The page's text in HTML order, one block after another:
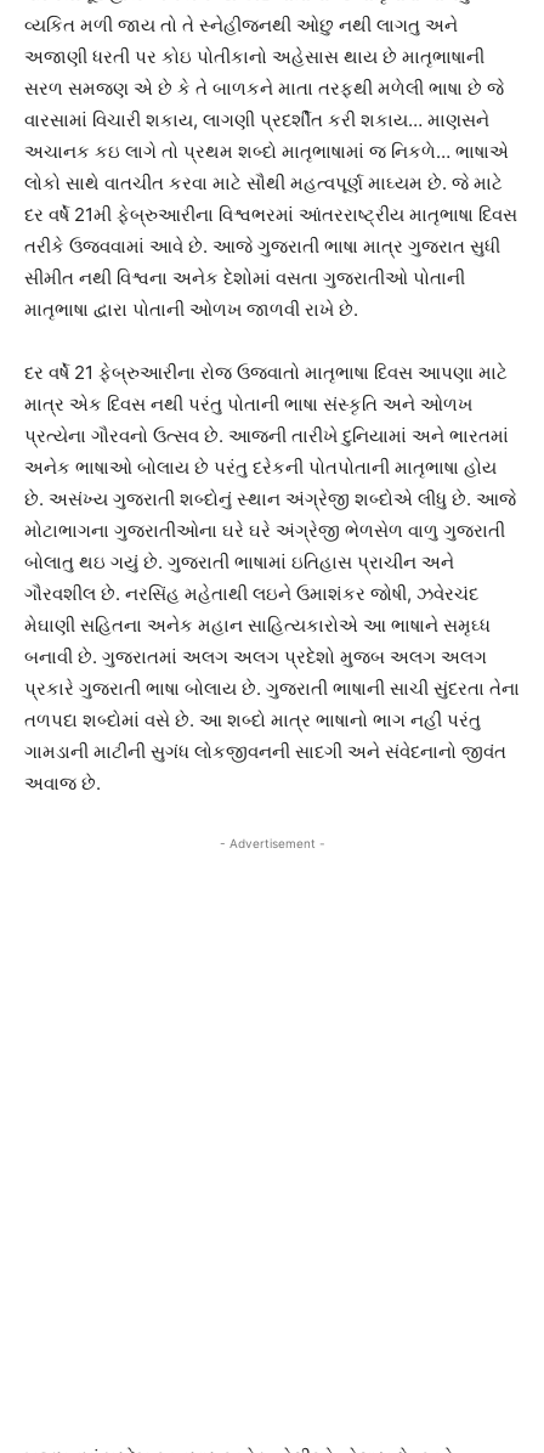
વ્યકિત મળી જાય તો તે સ્નેહીજનથી ઓછુ નથી લાગતુ અને
અજાણી ધરતી પર કોઇ પોતીકાનો અહેસાસ થાય છે માતૃભાષાની
સરળ સમજણ એ છે કે તે બાળકને માતા તરફથી મળેલી ભાષા છે જે
વારસામાં વિચારી શકાય, લાગણી પ્રદર્શીત કરી શકાય… માણસને
અચાનક કઇ લાગે તો પ્રથમ શબ્દો માતૃભાષામાં જ નિકળે… ભાષાએ
લોકો સાથે વાતચીત કરવા માટે સૌથી મહત્વપૂર્ણ માઘ્યમ છે. જે માટે
દર વર્ષે 21મી ફેબ્રુઆરીના વિશ્વભરમાં આંતરરાષ્ટ્રીય માતૃભાષા દિવસ
તરીકે ઉજવવામાં આવે છે. આજે ગુજરાતી ભાષા માત્ર ગુજરાત સુધી
સીમીત નથી વિશ્વના અનેક દેશોમાં વસતા ગુજરાતીઓ પોતાની
માતૃભાષા દ્વારા પોતાની ઓળખ જાળવી રાખે છે.
દર વર્ષે 21 ફેબ્રુઆરીના રોજ ઉજવાતો માતૃભાષા દિવસ આપણા માટે
માત્ર એક દિવસ નથી પરંતુ પોતાની ભાષા સંસ્કૃતિ અને ઓળખ
પ્રત્યેના ગૌરવનો ઉત્સવ છે. આજની તારીખે દુનિયામાં અને ભારતમાં
અનેક ભાષાઓ બોલાય છે પરંતુ દરેકની પોતપોતાની માતૃભાષા હોય
છે. અસંખ્ય ગુજરાતી શબ્દોનું સ્થાન અંગ્રેજી શબ્દોએ લીધુ છે. આજે
મોટાભાગના ગુજરાતીઓના ઘરે ઘરે અંગ્રેજી ભેળસેળ વાળુ ગુજરાતી
બોલાતુ થઇ ગયું છે. ગુજરાતી ભાષામાં ઇતિહાસ પ્રાચીન અને
ગૌરવશીલ છે. નરસિંહ મહેતાથી લઇને ઉમાશંકર જોષી, ઝવેરચંદ
મેઘાણી સહિતના અનેક મહાન સાહિત્યકારોએ આ ભાષાને સમૃઘ્ધ
બનાવી છે. ગુજરાતમાં અલગ અલગ પ્રદેશો મુજબ અલગ અલગ
પ્રકારે ગુજરાતી ભાષા બોલાય છે. ગુજરાતી ભાષાની સાચી સુંદરતા તેના
તળપદા શબ્દોમાં વસે છે. આ શબ્દો માત્ર ભાષાનો ભાગ નહીં પરંતુ
ગામડાની માટીની સુગંધ લોકજીવનની સાદગી અને સંવેદનાનો જીવંત
અવાજ છે.
- Advertisement -